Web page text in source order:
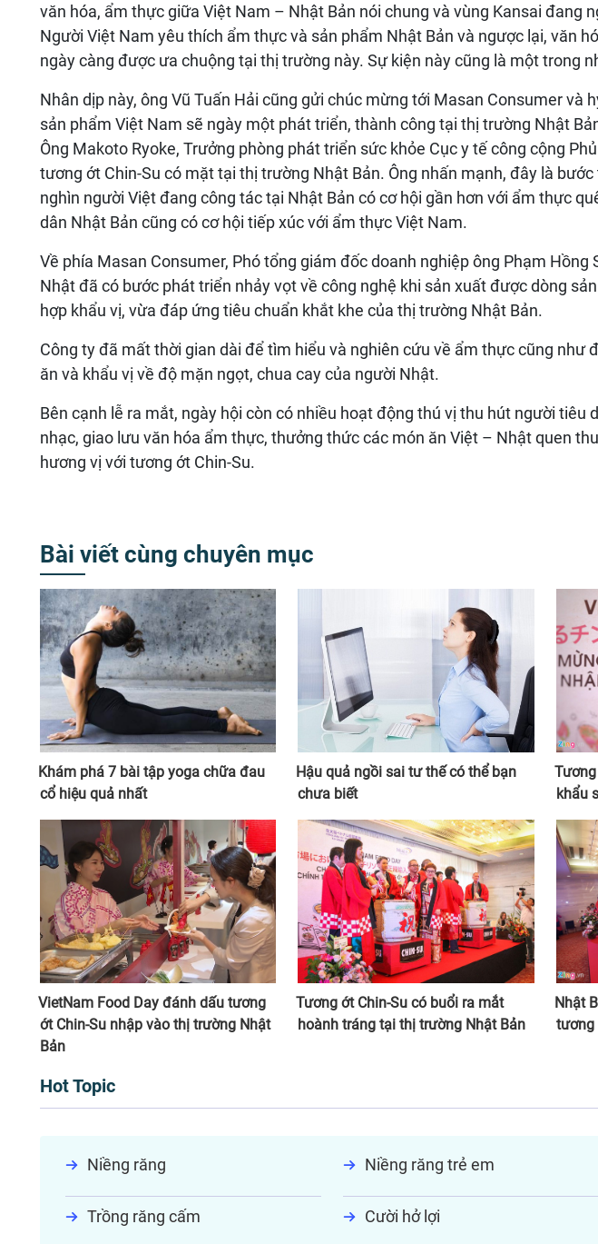
văn hóa, ẩm thực giữa Việt Nam – Nhật Bản nói chung và vùng Kansai đang
Người Việt Nam yêu thích ẩm thực và sản phẩm Nhật Bản và ngược lại, văn
ngày càng được ưa chuộng tại thị trường này. Sự kiện này cũng là một trong
Nhân dịp này, ông Vũ Tuấn Hải cũng gửi chúc mừng tới Masan Consumer và
sản phẩm Việt Nam sẽ ngày một phát triển, thành công tại thị trường Nhật
Ông Makoto Ryoke, Trưởng phòng phát triển sức khỏe Cục y tế công cộng
tương ớt Chin-Su có mặt tại thị trường Nhật Bản. Ông nhấn mạnh, đây là
nghìn người Việt đang công tác tại Nhật Bản có cơ hội gần hơn với ẩm thực
dân Nhật Bản cũng có cơ hội tiếp xúc với ẩm thực Việt Nam.
Về phía Masan Consumer, Phó tổng giám đốc doanh nghiệp ông Phạm Hồng
Nhật đã có bước phát triển nhảy vọt về công nghệ khi sản xuất được dòng
hợp khẩu vị, vừa đáp ứng tiêu chuẩn khắt khe của thị trường Nhật Bản.
Công ty đã mất thời gian dài để tìm hiểu và nghiên cứu về ẩm thực cũng như
ăn và khẩu vị về độ mặn ngọt, chua cay của người Nhật.
Bên cạnh lễ ra mắt, ngày hội còn có nhiều hoạt động thú vị thu hút người tiêu
nhạc, giao lưu văn hóa ẩm thực, thưởng thức các món ăn Việt – Nhật quen
hương vị với tương ớt Chin-Su.
Bài viết cùng chuyên mục
Khám phá 7 bài tập yoga chữa đau
cổ hiệu quả nhất
Hậu quả ngồi sai tư thế có thể bạn
chưa biết
khẩu
VietNam Food Day đánh dấu tương
ớt Chin-Su nhập vào thị trường Nhật
Bản
Tương ớt Chin-Su có buổi ra mắt
hoành tráng tại thị trường Nhật Bản
Nhật
tương
Hot Topic
Niềng răng Niềng răng trẻ em
Trồng răng cấm Cười hở lợi